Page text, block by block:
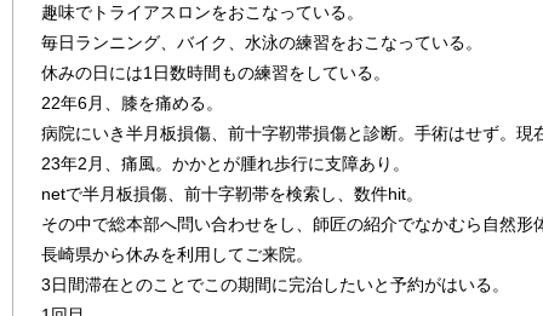
趣味でトライアスロンをおこなっている。
毎日ランニング、バイク、水泳の練習をおこなっている。
休みの日には1日数時間もの練習をしている。
22年6月、膝を痛める。
病院にいき半月板損傷、前十字靭帯損傷と診断。手術はせず。現
23年2月、痛風。かかとが腫れ歩行に支障あり。
netで半月板損傷、前十字靭帯を検索し、数件hit。
その中で総本部へ問い合わせをし、師匠の紹介でなかむら自然形
長崎県から休みを利用してご来院。
3日間滞在とのことでこの期間に完治したいと予約がはいる。